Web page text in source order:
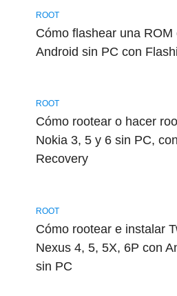
ROOT
Cómo flashear una ROM
Android sin PC con
ROOT
Cómo rootear o hacer
Nokia 3, 5 y 6 sin PC,
Recovery
ROOT
Cómo rootear e instalar
Nexus 4, 5, 5X, 6P con
sin PC